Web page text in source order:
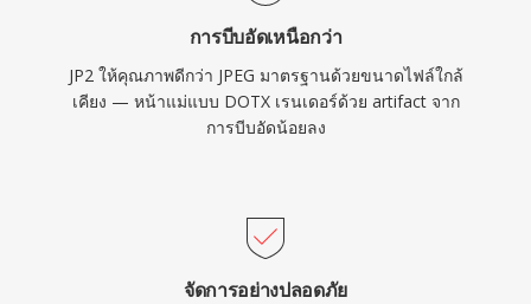
การบีบอัดเหนือกว่า
JP2 ให้คุณภาพดีกว่า JPEG มาตรฐานด้วยขนาดไฟล์ใกล้
เคียง — หน้าแม่แบบ DOTX เรนเดอร์ด้วย artifact จาก
การบีบอัดน้อยลง
จัดการอย่างปลอดภัย